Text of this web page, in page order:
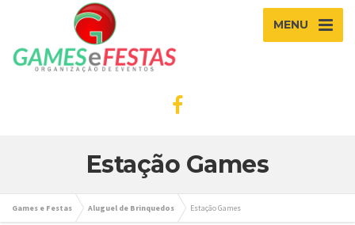
MENU
Estação Games
Games e Festas Aluguel de Brinquedos Estação Games